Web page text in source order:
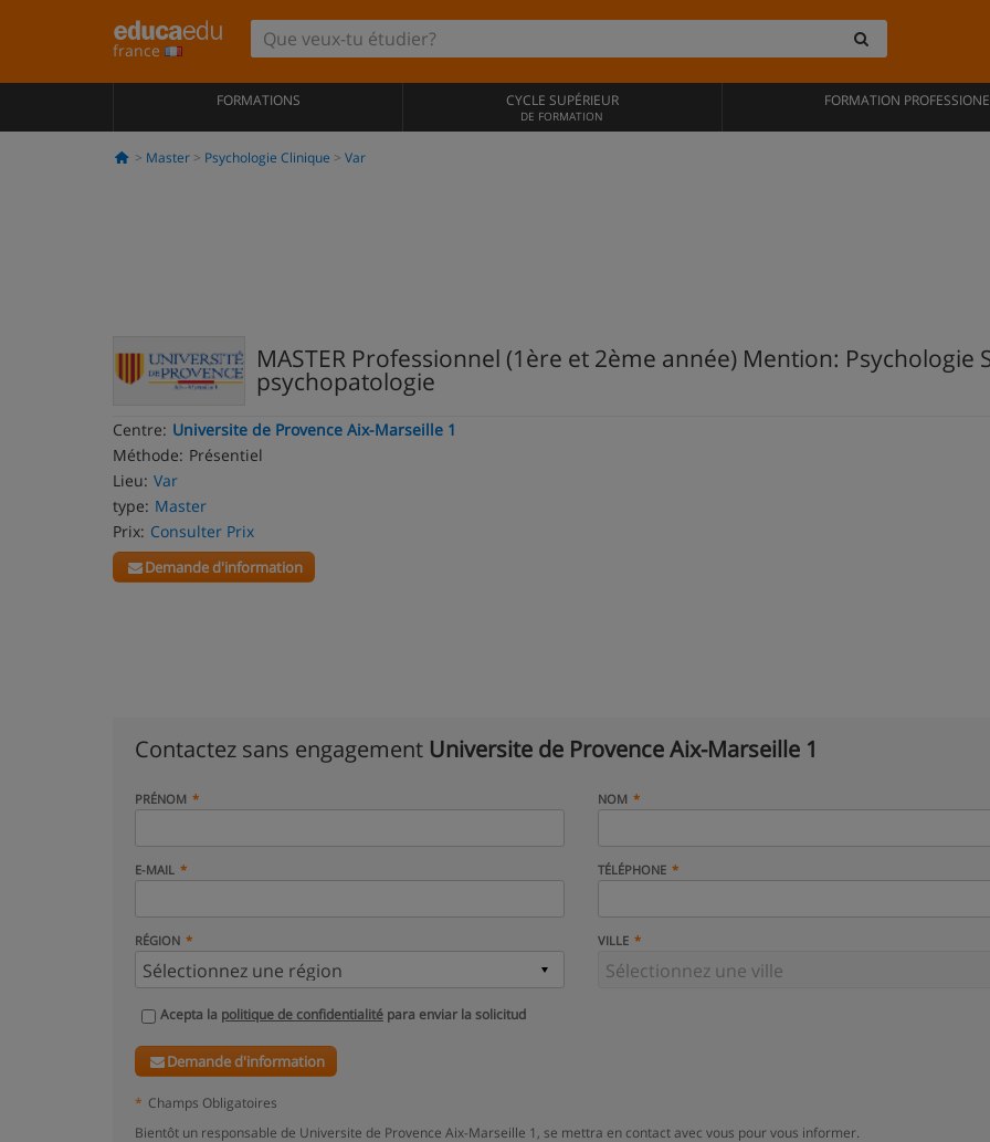
france
FORMATIONS CYCLE SUPÉRIEUR
DE FORMATION
FORMATION
Master Psychologie Clinique Var
MASTER Professionnel (1ère et 2ème année) Mention: Psychologie
psychopatologie
Centre: Universite de Provence Aix-Marseille 1
Méthode: Présentiel
Lieu: Var
type: Master
Prix: Consulter Prix
Demande d'information
Contactez sans engagement Universite de Provence Aix-Marseille 1
PRÉNOM NOM
E-MAIL TÉLÉPHONE
RÉGION VILLE
Acepta la politique de confidentialité para enviar la solicitud
Demande d'information
* Champs Obligatoires
Bientôt un responsable de Universite de Provence Aix-Marseille 1, se mettra en contact avec vous pour vous informer.